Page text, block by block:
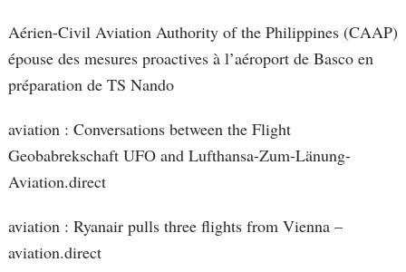
Aérien-Civil Aviation Authority of the Philippines (CAAP)
épouse des mesures proactives à l’aéroport de Basco en
préparation de TS Nando
aviation : Conversations between the Flight
Geobabrekschaft UFO and Lufthansa-Zum-Länung-
Aviation.direct
aviation : Ryanair pulls three flights from Vienna –
aviation.direct